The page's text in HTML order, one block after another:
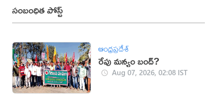
సంబంధిత పోస్ట్
ఆంధ్రప్రదేశ్
రేపు మన్యం బంద్‌?
Aug 07, 2026, 02:08 IST